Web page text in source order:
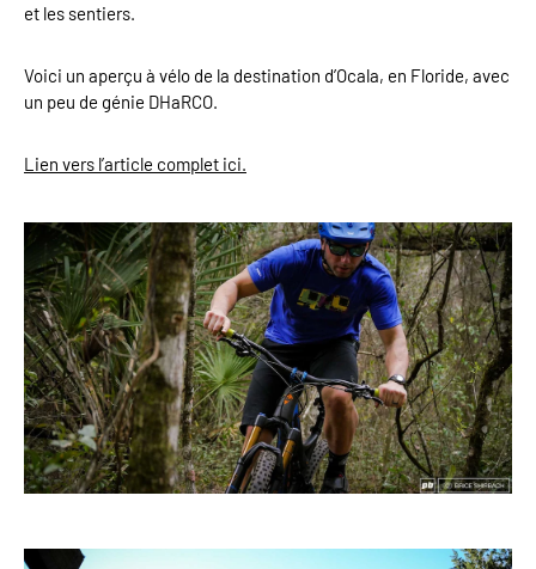
et les sentiers.
Voici un aperçu à vélo de la destination d’Ocala, en Floride, avec
un peu de génie DHaRCO.
Lien vers l’article complet ici.